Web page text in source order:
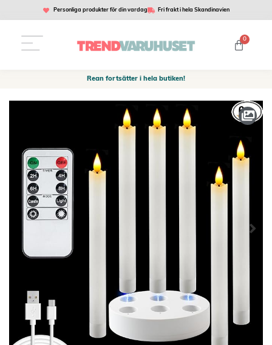
Personliga produkter för din vardag Fri frakt i hela Skandinavien
0
Rean fortsätter i hela butiken!